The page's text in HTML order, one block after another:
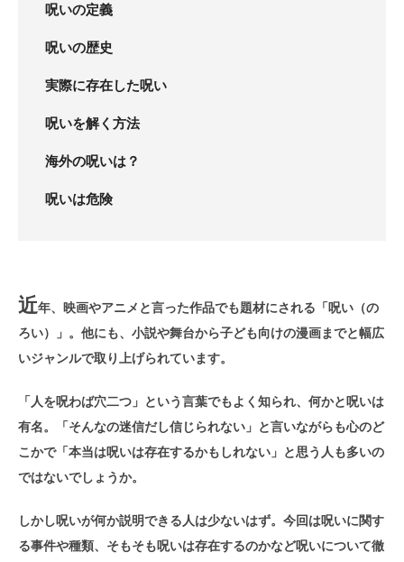
呪いの定義
呪いの歴史
実際に存在した呪い
呪いを解く方法
海外の呪いは？
呪いは危険
近年、映画やアニメと言った作品でも題材にされる「呪い（の
ろい）」。他にも、小説や舞台から子ども向けの漫画までと幅広
いジャンルで取り上げられています。
「人を呪わば穴二つ」という言葉でもよく知られ、何かと呪いは
有名。「そんなの迷信だし信じられない」と言いながらも心のど
こかで「本当は呪いは存在するかもしれない」と思う人も多いの
ではないでしょうか。
しかし呪いが何か説明できる人は少ないはず。今回は呪いに関す
る事件や種類、そもそも呪いは存在するのかなど呪いについて徹